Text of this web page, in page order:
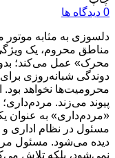
0 دیدگاه ها
دلسوزی به مثابه
مناطق محروم، یک
محرک» عمل می‌کند؛
دوندگی شبانه‌روزی برای
محرومیت‌ها نخواهد بود.
پیوند می‌زند.
«مردم‌داری» به
مسئول در نظام اداری و
دیده می‌شود. مسئول
نمی‌شود، بلکه تلاش